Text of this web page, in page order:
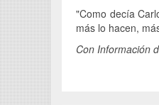
"Como decía
más lo hacen,
Con Información